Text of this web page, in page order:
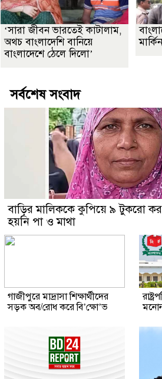
‘সারা জীবন ভারতেই কাটালাম,
অথচ বাংলাদেশি বানিয়ে
বাংলাদেশে ঠেলে দিলো’
সর্বশেষ সংবাদ
বাড়ির মালিককে কুপিয়ে ৯ টুকরো
হয়নি পা ও মাথা
গাজীপুরে মাদ্রাসা শিক্ষার্থীদের
সড়ক অব/রোধ করে বি’ক্ষো’ভ